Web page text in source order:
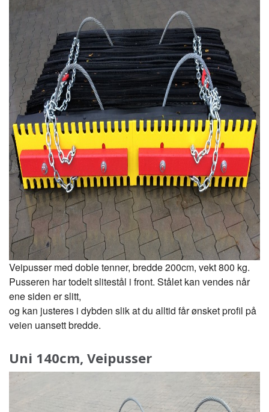
Veipusser med doble tenner, bredde 200cm, vekt 800 kg.
Pusseren har todelt slitestål i front. Stålet kan vendes når
ene siden er slitt,
og kan justeres i dybden slik at du alltid får ønsket profil på
veien uansett bredde.
Uni 140cm, Veipusser